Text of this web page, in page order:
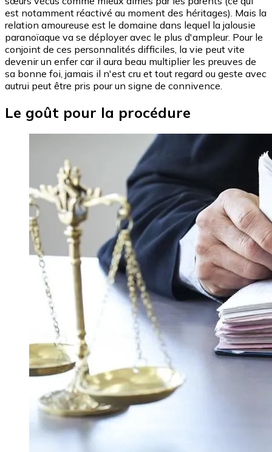
est notamment réactivé au moment des héritages). Mais la
relation amoureuse est le domaine dans lequel la jalousie
paranoïaque va se déployer avec le plus d'ampleur. Pour le
conjoint de ces personnalités difficiles, la vie peut vite
devenir un enfer car il aura beau multiplier les preuves de
sa bonne foi, jamais il n'est cru et tout regard ou geste avec
autrui peut être pris pour un signe de connivence.
Le goût pour la procédure